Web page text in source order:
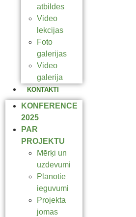
atbildes
Video
lekcijas
Foto
galerijas
Video
galerija
KONTAKTI
KONFERENCE
2025
PAR
PROJEKTU
Mērķi un
uzdevumi
Plānotie
ieguvumi
Projekta
jomas